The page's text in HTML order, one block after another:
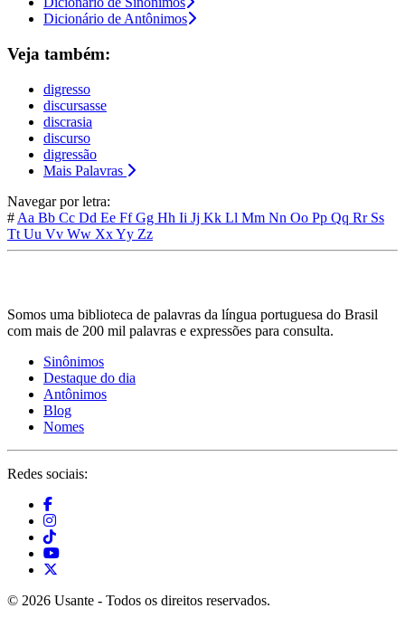
Dicionário de Antônimos
Veja também:
digresso
discursasse
discrasia
discurso
digressão
Mais Palavras
Navegar por letra:
# Aa Bb Cc Dd Ee FfGg Hh Ii Jj Kk Ll Mm Nn Oo Pp Qq Rr Ss
Tt Uu Vv Ww XxYy Zz
Somos uma biblioteca de palavras da língua portuguesa do Brasil
com mais de 200 mil palavras e expressões para consulta.
Sinônimos
Destaque do dia
Antônimos
Blog
Nomes
Redes sociais:
© 2026 Usante - Todos os direitos reservados.